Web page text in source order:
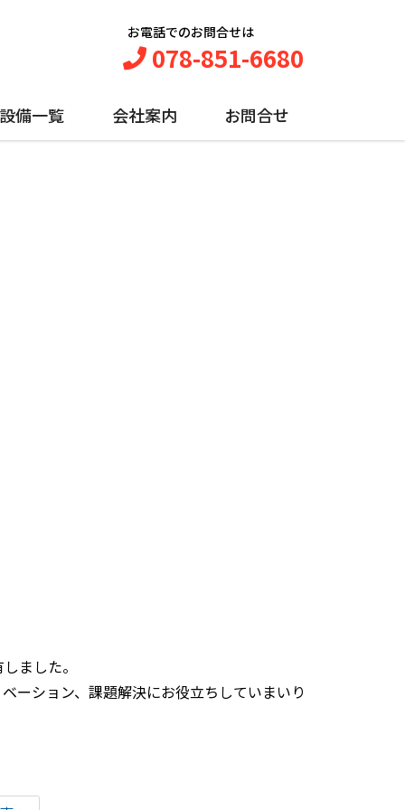
お電話でのお問合せは
078-851-6680
設備一覧 会社案内 お問合せ
ました。
ーション、課題解決にお役立ちしていまいり